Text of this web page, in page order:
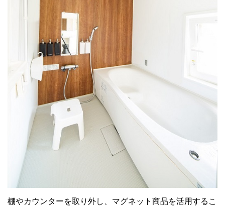
棚やカウンターを取り外し、マグネット商品を活用するこ